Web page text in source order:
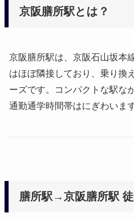
京阪膳所駅とは？
京阪膳所駅は、京阪石山坂本
はほぼ隣接しており、乗り換
ーズです。コンパクトな駅な
通勤通学時間帯はにぎわいます
膳所駅→京阪膳所駅